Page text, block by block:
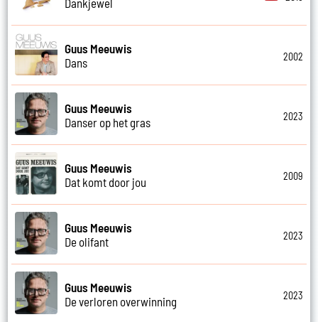
Guus Meeuwis
Dans
2002
Guus Meeuwis
Danser op het gras
2023
Guus Meeuwis
Dat komt door jou
2009
Guus Meeuwis
De olifant
2023
Guus Meeuwis
De verloren overwinning
2023